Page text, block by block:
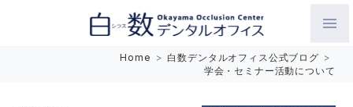
Home > 白数デンタルオフィス公式ブログ >
学会・セミナー活動について